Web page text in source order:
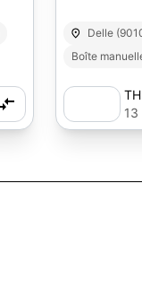
Delle
Boîte
13